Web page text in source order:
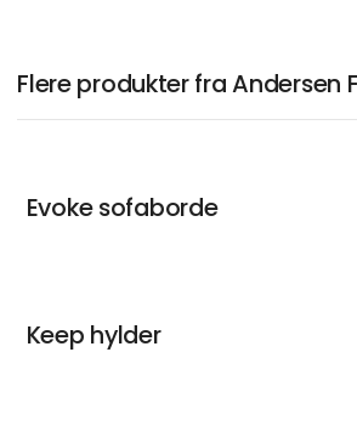
Flere produkter fra Andersen
Evoke sofaborde
Keep hylder